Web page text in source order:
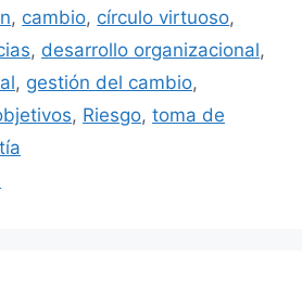
, cambio, círculo virtuoso,
, desarrollo organizacional,
, gestión del cambio,
, Riesgo, toma de